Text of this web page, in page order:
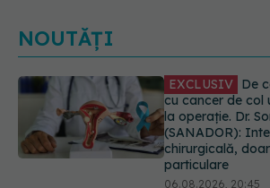
NOUTĂȚI
Alertă în Europa
de hantavirus
care se transmite
06.08.2026, 20:06